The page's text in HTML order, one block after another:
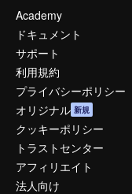
Academy
ドキュメント
サポート
利用規約
プライバシーポリシー
オリジナル 新規
クッキーポリシー
トラストセンター
アフィリエイト
法人向け